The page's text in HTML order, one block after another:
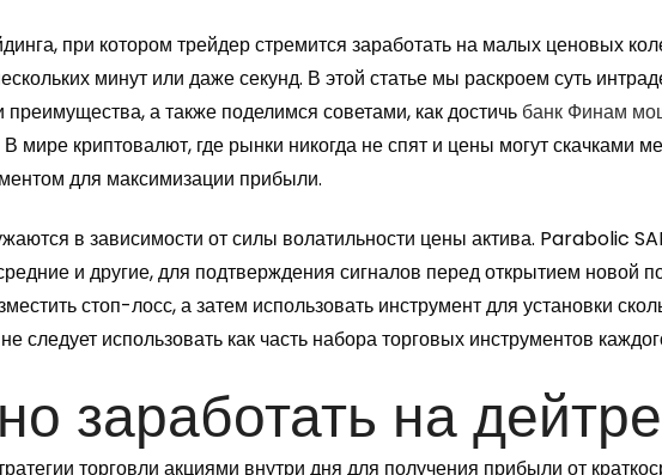
при котором трейдер стремится заработать на малых ценовых
минут или даже секунд. В этой статье мы раскроем суть
а также поделимся советами, как достичь банк Финам
криптовалют, где рынки никогда не спят и цены могут скачками
для максимизации прибыли.
в зависимости от силы волатильности цены актива. Parabolic
и другие, для подтверждения сигналов перед открытием новой
стоп-лосс, а затем использовать инструмент для установки
следует использовать как часть набора торговых инструментов
заработать на
торговли акциями внутри дня для получения прибыли от